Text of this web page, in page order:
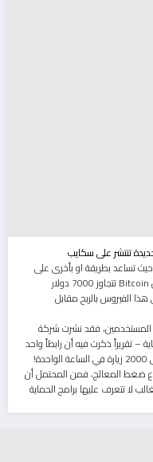
وتعمل البرمجيات الخبيثة في صالح عملة Bitcoin حيث تساعد بطريقة او بأخرى على
رفع قيمتها المالية على الانترنت، فعملة واحدة من Bitcoin تتجاوز 7000 دولار
الفيروس بالربح مقابل
المستخدمين، فقد نشرت شركة
تقريراً ذكرت فيه أن رابطاً واحد
ضغط المعالج، فمن المحتمل أن
لا تتعرف عليها برامج الحماية